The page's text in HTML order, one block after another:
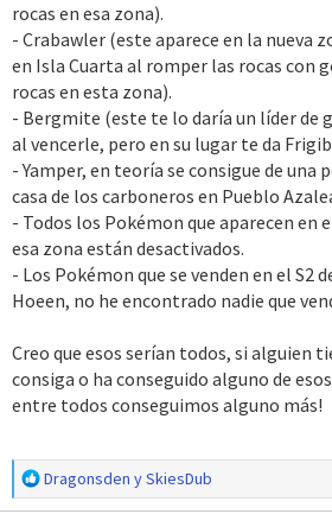
rocas en esa zona).
- Crabawler (este aparece en la nueva
en Isla Cuarta al romper las rocas con
rocas en esta zona).
- Bergmite (este te lo daría un líder de
al vencerle, pero en su lugar te da
- Yamper, en teoría se consigue de una
casa de los carboneros en Pueblo
- Todos los Pokémon que aparecen en
esa zona están desactivados.
- Los Pokémon que se venden en el S2
Hoeen, no he encontrado nadie que
Creo que esos serían todos, si alguien
consiga o ha conseguido alguno de
entre todos conseguimos alguno más!
R
e
Dragonsden ySkiesDub